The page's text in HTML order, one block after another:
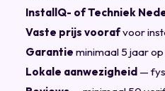
InstallQ- of Techniek
Vaste prijs voorafvoor
Garantie minimaal 5 jaar
Lokale aanwezigheid —